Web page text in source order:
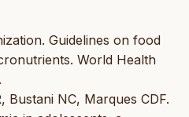
Guidelines on food
World Health
Bustani NC, Marques CDF.